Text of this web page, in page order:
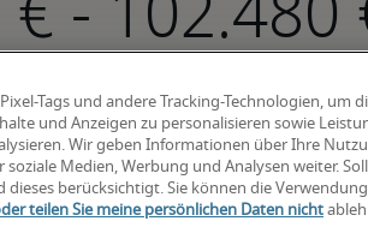
als der nationale Durchschnitt
50. Perzentil
Tags und andere Tracking-Technologien, um
und Anzeigen zu personalisieren sowie
Wir geben Informationen über Ihre
Medien, Werbung und Analysen weiter.
dieses berücksichtigt. Sie können die
teilen Sie meine persönlichen Daten nicht